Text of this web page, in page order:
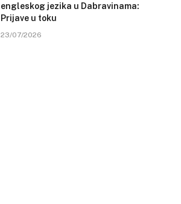
engleskog jezika u Dabravinama:
Prijave u toku
23/07/2026